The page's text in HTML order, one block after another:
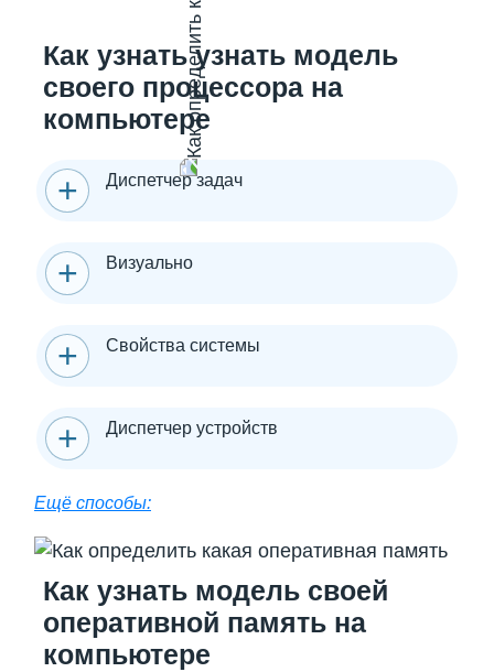
Как узнать узнать модель
своего процессора на
компьютере
Диспетчер задач
Визуально
Свойства системы
Диспетчер устройств
Ещё способы:
Как узнать модель своей
оперативной память на
компьютере